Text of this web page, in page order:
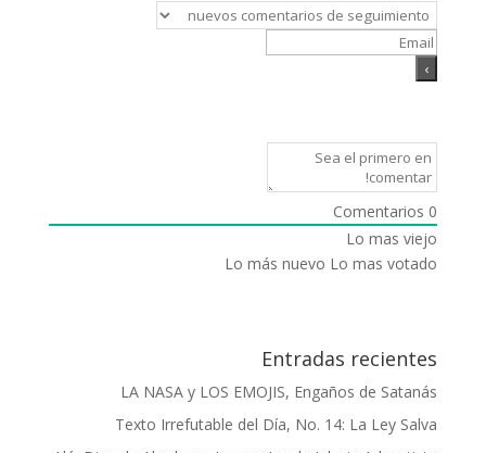
0
Lo mas viejo
Lo más nuevo Lo mas votado
Entradas recientes
LA NASA y LOS EMOJIS, Engaños de Satanás
Texto Irrefutable del Día, No. 14: La Ley Salva